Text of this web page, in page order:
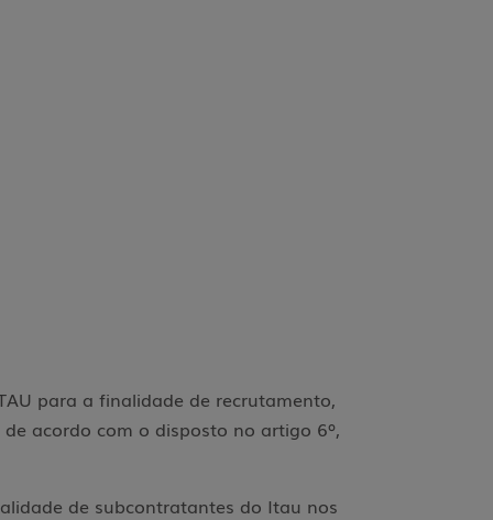
para a finalidade de recrutamento,
acordo com o disposto no artigo 6º,
de subcontratantes do Itau nos